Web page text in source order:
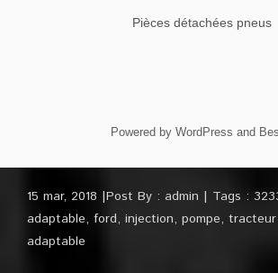
Pièces détachées pneus
Powered by WordPress and
15 mar, 2018 Post By : admin Tags :
adaptable, ford, injection, pompe, tracteur
adaptable